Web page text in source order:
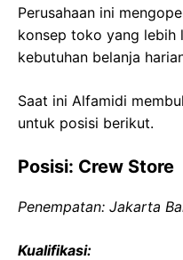
Perusahaan ini
konsep toko yang lebih
kebutuhan belanja
Saat ini Alfamidi
untuk posisi berikut.
Posisi: Crew Store
Penempatan: Jakarta
Kualifikasi: